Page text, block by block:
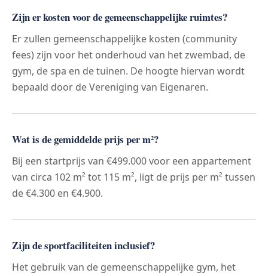
Zijn er kosten voor de gemeenschappelijke ruimtes?
Er zullen gemeenschappelijke kosten (community
fees) zijn voor het onderhoud van het zwembad, de
gym, de spa en de tuinen. De hoogte hiervan wordt
bepaald door de Vereniging van Eigenaren.
Wat is de gemiddelde prijs per m²?
Bij een startprijs van €499.000 voor een appartement
van circa 102 m² tot 115 m², ligt de prijs per m² tussen
de €4.300 en €4.900.
Zijn de sportfaciliteiten inclusief?
Het gebruik van de gemeenschappelijke gym, het